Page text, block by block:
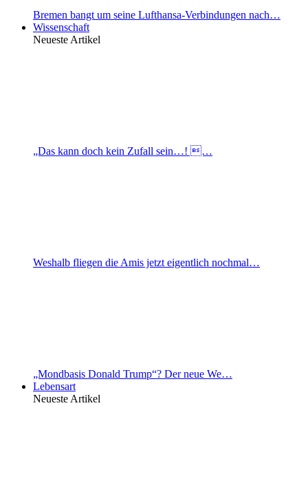
Bremen bangt um seine Lufthansa-Verbindungen nach…
Wissenschaft
Neueste Artikel
„Das kann doch kein Zufall sein…! …
Weshalb fliegen die Amis jetzt eigentlich nochmal…
„Mondbasis Donald Trump“? Der neue We…
Lebensart
Neueste Artikel